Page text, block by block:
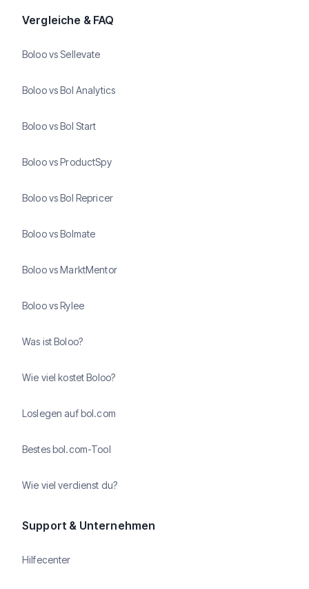
Vergleiche & FAQ
Boloo vs Sellevate
Boloo vs Bol Analytics
Boloo vs Bol Start
Boloo vs ProductSpy
Boloo vs Bol Repricer
Boloo vs Bolmate
Boloo vs MarktMentor
Boloo vs Rylee
Was ist Boloo?
Wie viel kostet Boloo?
Loslegen auf bol.com
Bestes bol.com-Tool
Wie viel verdienst du?
Support & Unternehmen
Hilfecenter